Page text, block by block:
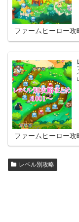
ファームヒーロー攻
ファームヒーロー攻
レベル別攻略